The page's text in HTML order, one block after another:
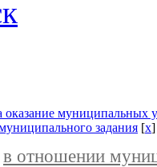
оказание муниципальных
задания [x
в отношении